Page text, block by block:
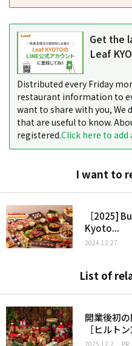
Get the
Leaf
Distributed every Friday
restaurant information to
want to share with you, We
that are useful to know.
registered.Click here to add
I want to
［2025]
Kyoto...
2024.12.27
List of
開業後初
［ヒルト
2025.12.2 PR